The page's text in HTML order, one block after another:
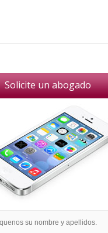
Solicite un abogado